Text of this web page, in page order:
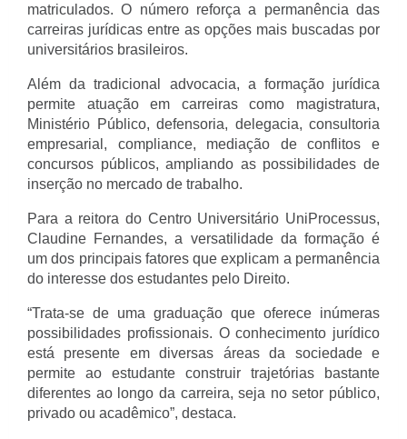
matriculados. O número reforça a permanência das
carreiras jurídicas entre as opções mais buscadas por
universitários brasileiros.
Além da tradicional advocacia, a formação jurídica
permite atuação em carreiras como magistratura,
Ministério Público, defensoria, delegacia, consultoria
empresarial, compliance, mediação de conflitos e
concursos públicos, ampliando as possibilidades de
inserção no mercado de trabalho.
Para a reitora do Centro Universitário UniProcessus,
Claudine Fernandes, a versatilidade da formação é
um dos principais fatores que explicam a permanência
do interesse dos estudantes pelo Direito.
“Trata-se de uma graduação que oferece inúmeras
possibilidades profissionais. O conhecimento jurídico
está presente em diversas áreas da sociedade e
permite ao estudante construir trajetórias bastante
diferentes ao longo da carreira, seja no setor público,
privado ou acadêmico”, destaca.